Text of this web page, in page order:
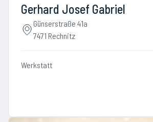
Gerhard Josef Gabriel
Günserstraße 41a
7471 Rechnitz
Werkstatt